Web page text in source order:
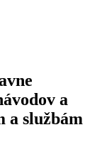
a
a službám